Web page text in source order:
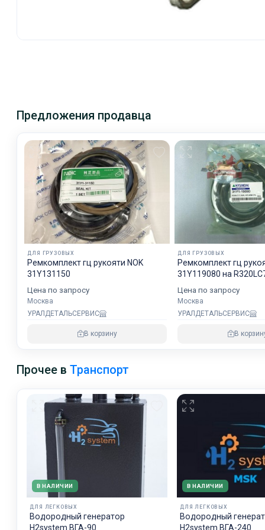
Предложения продавца
ДЛЯ ГРУЗОВЫХ
Ремкомплект гц рукояти NOK
31Y131150
Цена по запросу
Москва
УРАЛДЕТАЛЬСЕРВИС
В корзину
ДЛЯ ГРУЗОВЫХ
Ремкомплект гц
31Y119080 на
Цена по запросу
Москва
УРАЛДЕТАЛЬСЕРВИС
В
Прочее вТранспорт
В НАЛИЧИИ
ДЛЯ ЛЕГКОВЫХ
Водородный генератор
H2system ВГА-90
В НАЛИЧИИ
ДЛЯ ЛЕГКОВЫХ
Водородный
H2system ВГА-240